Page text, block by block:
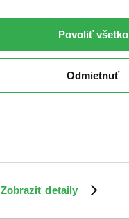
Zobraziť detaily
Povoliť všetko
Odmietnuť